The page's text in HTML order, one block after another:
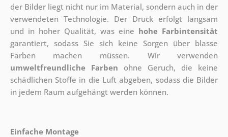
der Bilder liegt nicht nur im Material, sondern auch in der
verwendeten Technologie. Der Druck erfolgt langsam
und in hoher Qualität, was eine hohe Farbintensität
garantiert, sodass Sie sich keine Sorgen über blasse
Farben machen müssen. Wir verwenden
umweltfreundliche Farben ohne Geruch, die keine
schädlichen Stoffe in die Luft abgeben, sodass die Bilder
in jedem Raum aufgehängt werden können.
Einfache Montage